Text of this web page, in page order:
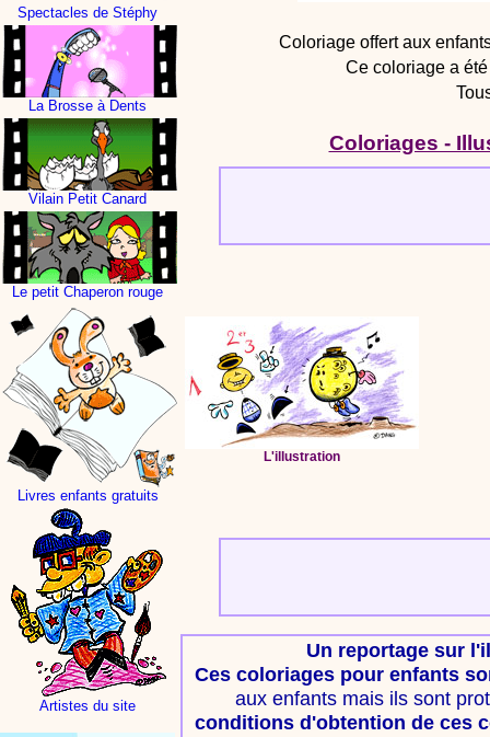
Spectacles de Stéphy
La Brosse à Dents
Vilain Petit Canard
Le petit Chaperon rouge
Livres enfants gratuits
Artistes du site
Coloriage offert aux
Ce coloriage a
Coloriages -
L'illustration
Un reportage sur
Ces coloriages pour enfants
aux enfants mais ils sont
conditions d'obtention de ces